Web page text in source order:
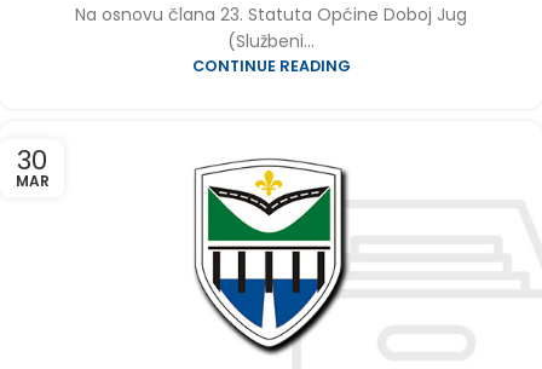
Na osnovu člana 23. Statuta Općine Doboj Jug
(Službeni...
CONTINUE READING
30
MAR